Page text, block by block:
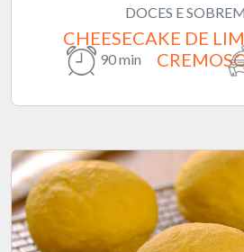
DOCES E
CHEESECAKE DE
90 min